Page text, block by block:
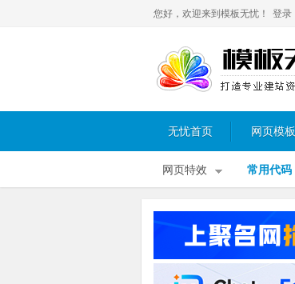
您好，欢迎来到模板无忧！ 登录
无忧首页 网页模板
网页特效 常用代码